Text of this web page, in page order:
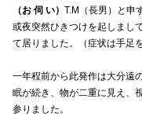
（お 伺 い） T.M（長男）と申
或夜突然ひきつけを起しまし
て居りました。（症状は手足
一年程前から此発作は大分遠
眠が続き、物が二重に見え、
参りました。